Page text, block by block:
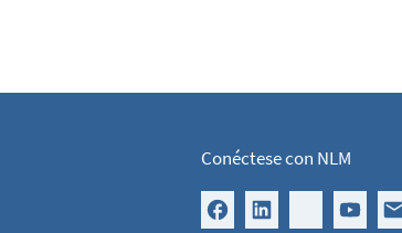
Conéctese con NLM